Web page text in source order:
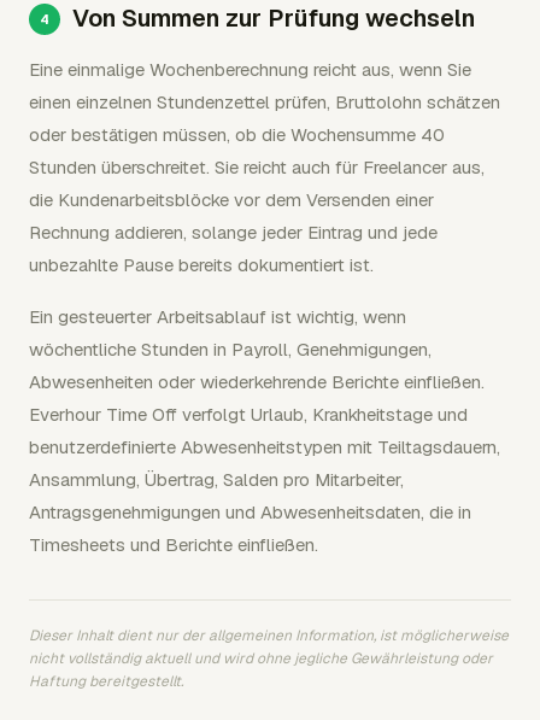
Von Summen zur Prüfung wechseln
Eine einmalige Wochenberechnung reicht aus, wenn Sie
einen einzelnen Stundenzettel prüfen, Bruttolohn schätzen
oder bestätigen müssen, ob die Wochensumme 40
Stunden überschreitet. Sie reicht auch für Freelancer aus,
die Kundenarbeitsblöcke vor dem Versenden einer
Rechnung addieren, solange jeder Eintrag und jede
unbezahlte Pause bereits dokumentiert ist.
Ein gesteuerter Arbeitsablauf ist wichtig, wenn
wöchentliche Stunden in Payroll, Genehmigungen,
Abwesenheiten oder wiederkehrende Berichte einfließen.
Everhour Time Off verfolgt Urlaub, Krankheitstage und
benutzerdefinierte Abwesenheitstypen mit Teiltagsdauern,
Ansammlung, Übertrag, Salden pro Mitarbeiter,
Antragsgenehmigungen und Abwesenheitsdaten, die in
Timesheets und Berichte einfließen.
Dieser Inhalt dient nur der allgemeinen Information, ist möglicherweise
nicht vollständig aktuell und wird ohne jegliche Gewährleistung oder
Haftung bereitgestellt.